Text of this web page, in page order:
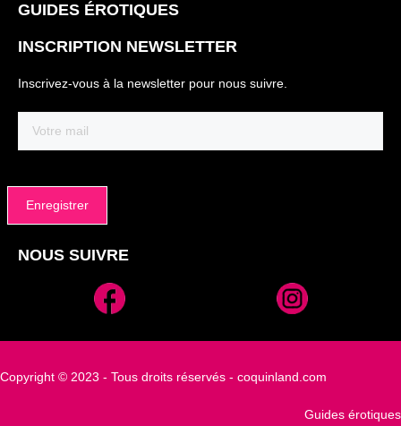
GUIDES ÉROTIQUES
INSCRIPTION NEWSLETTER
Inscrivez-vous à la newsletter pour nous suivre.
Alternative:
NOUS SUIVRE
Copyright © 2023 - Tous droits réservés - coquinland.com
Guides érotiques